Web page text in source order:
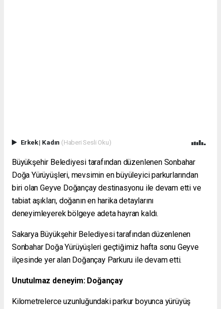
Erkek| Kadın (Haberi Sesli Oku)
Büyükşehir Belediyesi tarafından düzenlenen Sonbahar
Doğa Yürüyüşleri, mevsimin en büyüleyici parkurlarından
biri olan Geyve Doğançay destinasyonu ile devam etti ve
tabiat aşıkları, doğanın en harika detaylarını
deneyimleyerek bölgeye adeta hayran kaldı.
Sakarya Büyükşehir Belediyesi tarafından düzenlenen
Sonbahar Doğa Yürüyüşleri geçtiğimiz hafta sonu Geyve
ilçesinde yer alan Doğançay Parkuru ile devam etti.
Unutulmaz deneyim: Doğançay
Kilometrelerce uzunluğundaki parkur boyunca yürüyüş